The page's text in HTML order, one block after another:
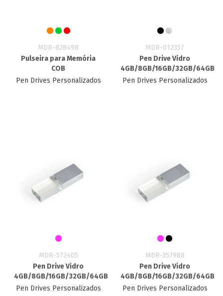
MDR-828498
Pulseira para Memória
COB
Pen Drives Personalizados
MDR-012357
Pen Drive Vidro
4GB/8GB/16GB/32GB/64GB
Pen Drives Personalizados
MDR-572405
Pen Drive Vidro
4GB/8GB/16GB/32GB/64GB
Pen Drives Personalizados
MDR-357988
Pen Drive Vidro
4GB/8GB/16GB/32GB/64GB
Pen Drives Personalizados